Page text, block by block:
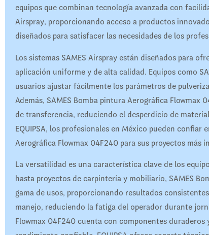
equipos que combinan tecnología avanzada con
Airspray, proporcionando acceso a productos
diseñados para satisfacer las necesidades de los
Los sistemas SAMES Airspray están diseñados para
aplicación uniforme y de alta calidad. Equipos como
usuarios ajustar fácilmente los parámetros de
Además, SAMES Bomba pintura Aerográfica
de transferencia, reduciendo el desperdicio de
EQUIPSA, los profesionales en México pueden
Aerográfica Flowmax 04F240 para sus proyectos más
La versatilidad es una característica clave de los
hasta proyectos de carpintería y mobiliario, SAMES
gama de usos, proporcionando resultados
manejo, reduciendo la fatiga del operador durante
Flowmax 04F240 cuenta con componentes